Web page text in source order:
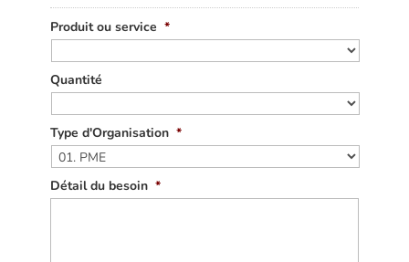
Produit ou service *
Quantité
Type d'Organisation *
Détail du besoin *